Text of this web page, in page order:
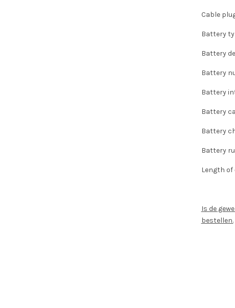
Cable
Battery
Battery
Battery
Battery
Battery
Battery
Battery
Length
Is de
bestellen.